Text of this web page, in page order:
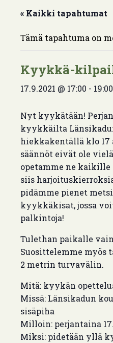
« Kaikki tapahtumat
Tämä tapahtuma on
Kyykkä-
17.9.2021 @ 17:00 - 19:00
Nyt kyykätään!
kyykkäilta
hiekkakentällä klo 17
säännöt eivät ole
opetamme ne
siis
pidämme pienet
kyykkäkisat, jossa
palkintoja!
Tulethan paikalle
Suosittelemme myös
2 metrin turvavälin.
Mitä: kyykän
Missä: Länsikadun
sisäpiha
Milloin: perjantaina
Miksi: pidetään yllä